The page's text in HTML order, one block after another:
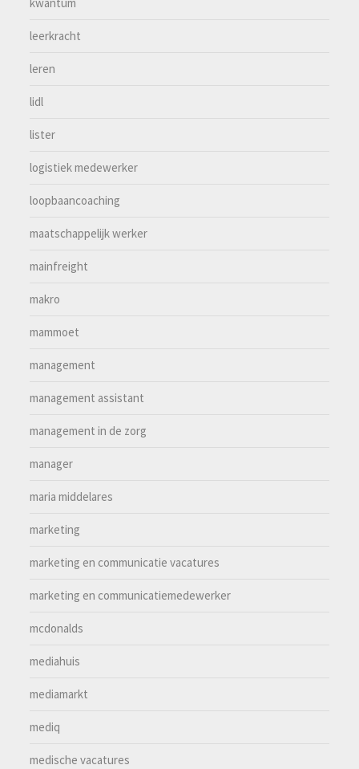
leerkracht
leren
lidl
lister
logistiek medewerker
loopbaancoaching
maatschappelijk werker
mainfreight
makro
mammoet
management
management assistant
management in de zorg
manager
maria middelares
marketing
marketing en communicatie vacatures
marketing en communicatiemedewerker
mcdonalds
mediahuis
mediamarkt
mediq
medische vacatures